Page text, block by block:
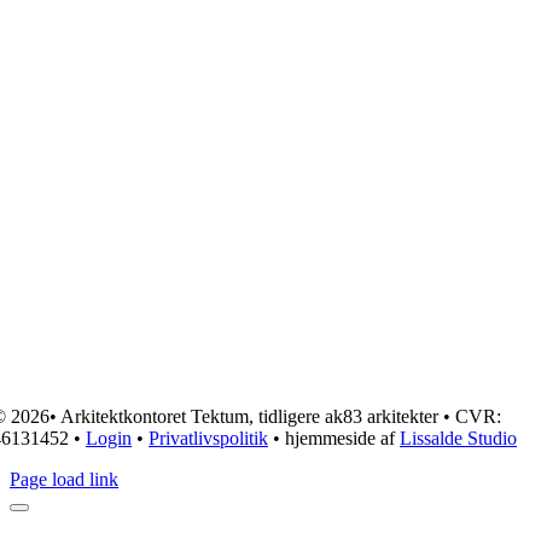
2026• Arkitektkontoret Tektum, tidligere ak83 arkitekter • CVR:
• Login • Privatlivspolitik • hjemmeside afLissalde Studio
Page load link